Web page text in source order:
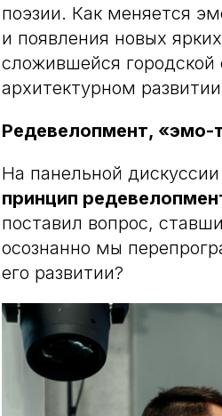
поэзии. Как меняется
и появления новых
сложившейся
архитектурном
Редевелопмент, «эмо-
На панельной дискуссии
принцип
поставил вопрос,
осознанно мы
его развитии?